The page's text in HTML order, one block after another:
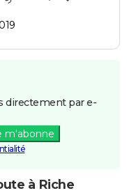
directement par e-
m'abonne
à Riche